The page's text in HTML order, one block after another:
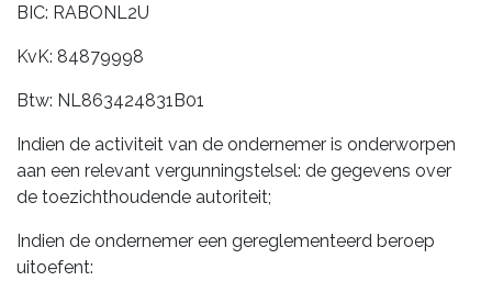
BIC: RABONL2U
KvK: 84879998
Btw: NL863424831B01
Indien de activiteit van de ondernemer is onderworpen
aan een relevant vergunningstelsel: de gegevens over
de toezichthoudende autoriteit;
Indien de ondernemer een gereglementeerd beroep
uitoefent: